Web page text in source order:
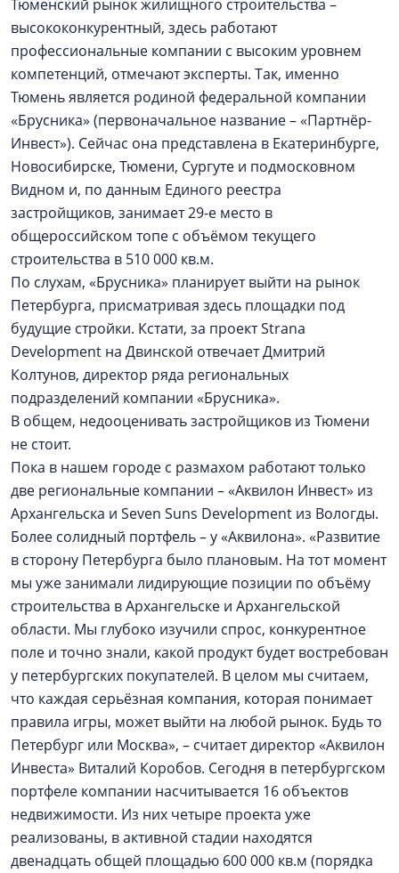
Тюменский рынок жилищного строительства –
высококонкурентный, здесь работают
профессиональные компании с высоким уровнем
компетенций, отмечают эксперты. Так, именно
Тюмень является родиной федеральной компании
«Брусника» (первоначальное название – «Партнёр-
Инвест»). Сейчас она представлена в Екатеринбурге,
Новосибирске, Тюмени, Сургуте и подмосковном
Видном и, по данным Единого реестра
застройщиков, занимает 29-е место в
общероссийском топе с объёмом текущего
строительства в 510 000 кв.м.
По слухам, «Брусника» планирует выйти на рынок
Петербурга, присматривая здесь площадки под
будущие стройки. Кстати, за проект Strana
Development на Двинской отвечает Дмитрий
Колтунов, директор ряда региональных
подразделений компании «Брусника».
В общем, недооценивать застройщиков из Тюмени
не стоит.
Пока в нашем городе с размахом работают только
две региональные компании – «Аквилон Инвест» из
Архангельска и Seven Suns Development из Вологды.
Более солидный портфель – у «Аквилона». «Развитие
в сторону Петербурга было плановым. На тот момент
мы уже занимали лидирующие позиции по объёму
строительства в Архангельске и Архангельской
области. Мы глубоко изучили спрос, конкурентное
поле и точно знали, какой продукт будет востребован
у петербургских покупателей. В целом мы считаем,
что каждая серьёзная компания, которая понимает
правила игры, может выйти на любой рынок. Будь то
Петербург или Москва», – считает директор «Аквилон
Инвеста» Виталий Коробов. Сегодня в петербургском
портфеле компании насчитывается 16 объектов
недвижимости. Из них четыре проекта уже
реализованы, в активной стадии находятся
двенадцать общей площадью 600 000 кв.м (порядка